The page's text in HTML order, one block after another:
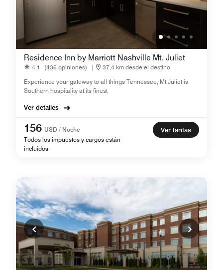
Residence Inn by Marriott Nashville Mt. Juliet
4.1 (436 opiniones) |
37,4 km desde el destino
Experience your gateway to all things Tennessee, Mt Juliet is
Southern hospitality at its finest
Ver detalles
156 USD / Noche
Todos los impuestos y cargos están
incluidos
Ver tarifas